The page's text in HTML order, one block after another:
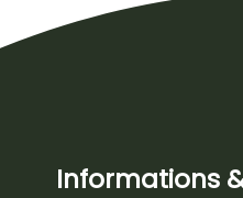
Informations